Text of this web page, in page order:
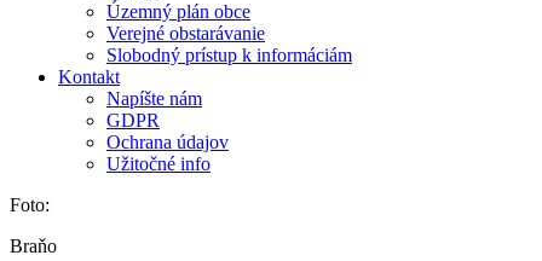
Územný plán obce
Verejné obstarávanie
Slobodný prístup k informáciám
Kontakt
Napíšte nám
GDPR
Ochrana údajov
Užitočné info
Foto:
Braňo